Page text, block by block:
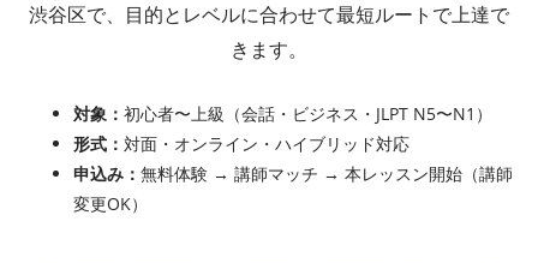
渋谷区で、目的とレベルに合わせて最短ルートで上達で
きます。
対象：初心者〜上級（会話・ビジネス・JLPT N5〜N1）
形式：対面・オンライン・ハイブリッド対応
申込み：無料体験 → 講師マッチ → 本レッスン開始（講師
変更OK）